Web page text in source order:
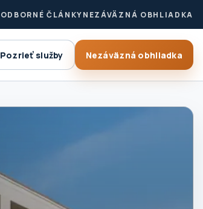
ODBORNÉ ČLÁNKYNEZÁVÄZNÁ OBHLIADKA
Pozrieť služby Nezáväzná obhliadka